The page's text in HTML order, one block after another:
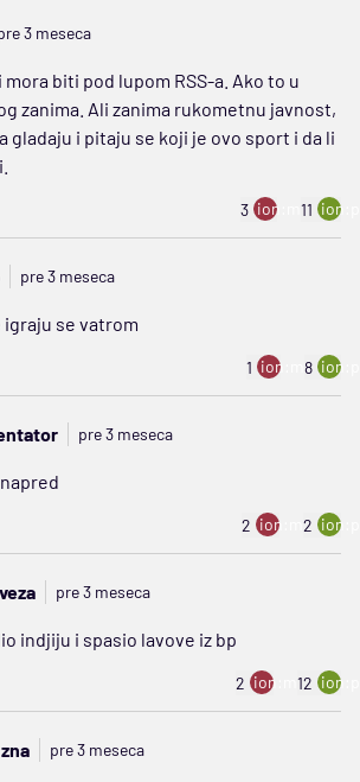
3 meseca
mora biti pod lupom RSS-a. Ako to u
zanima. Ali zanima rukometnu javnost,
gladaju i pitaju se koji je ovo sport i da li
3 ion:minus
11
pre 3 meseca
igraju se vatrom
1 ion:minus
8
pre 3 meseca
2 ion:minus
2
pre 3 meseca
indjiju i spasio lavove iz bp
2 ion:minus
12
pre 3 meseca